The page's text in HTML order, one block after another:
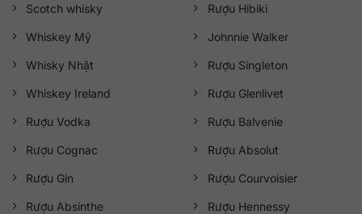
Scotch whisky
Whiskey Mỹ
Whisky Nhật
Whiskey Ireland
Rượu Vodka
Rượu Cognac
Rượu Gin
Rượu Absinthe
Rượu Hibiki
Johnnie Walker
Rượu Singleton
Rượu Glenlivet
Rượu Balvenie
Rượu Absolut
Rượu Courvoisier
Rượu Hennessy